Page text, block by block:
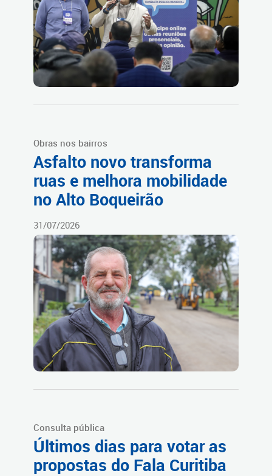
Obras nos bairros
Asfalto novo transforma
ruas e melhora mobilidade
no Alto Boqueirão
31/07/2026
Consulta pública
Últimos dias para votar as
propostas do Fala Curitiba